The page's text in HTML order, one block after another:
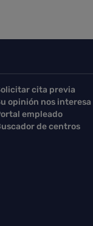
cita previa
opinión nos interesa
empleado
de centros